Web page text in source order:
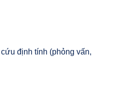
định tính (phỏng vấn,